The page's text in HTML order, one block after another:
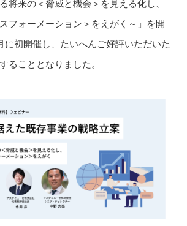
将来の＜脅威と機会＞を見える化し、
フォーメーション＞をえがく～」を開
に初開催し、たいへんご好評いただいた
ることとなりました。